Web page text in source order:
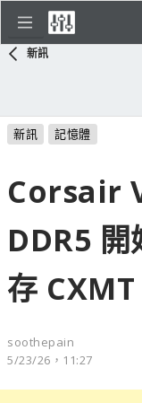
新訊
新訊 記憶體
Corsair
DDR5
存
soothepain
5/23/26，11:27